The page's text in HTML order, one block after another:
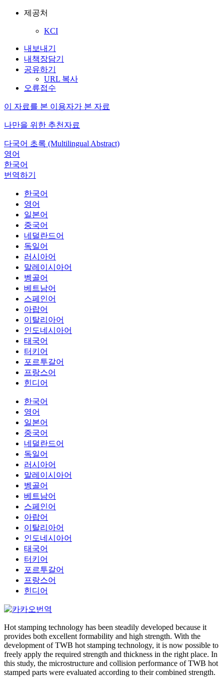
제공처
KCI
내보내기
내책장담기
공유하기
URL 복사
오류접수
이 자료를 본 이용자가 본 자료
나만을 위한 추천자료
다국어 초록 (Multilingual Abstract)
영어
한국어
번역하기
한국어
영어
일본어
중국어
네덜란드어
독일어
러시아어
말레이시아어
벵골어
베트남어
스페인어
아랍어
이탈리아어
인도네시아어
태국어
터키어
포르투갈어
프랑스어
힌디어
한국어
영어
일본어
중국어
네덜란드어
독일어
러시아어
말레이시아어
벵골어
베트남어
스페인어
아랍어
이탈리아어
인도네시아어
태국어
터키어
포르투갈어
프랑스어
힌디어
Hot stamping technology has been steadily developed because it
provides both excellent formability and high strength. With the
development of TWB hot stamping technology, it is now possible to
freely apply the required strength and thickness in the right place. In
this study, the microstructure and collision performance of TWB hot
stamped parts were evaluated according to their combined strength.